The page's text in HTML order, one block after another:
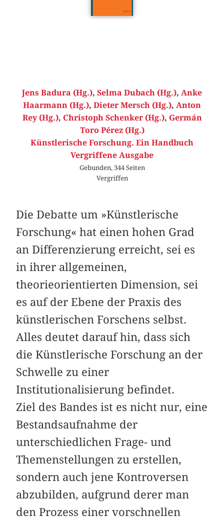
Jens Badura (Hg.), Selma Dubach (Hg.), Anke
Haarmann (Hg.), Dieter Mersch (Hg.), Anton
Rey (Hg.), Christoph Schenker (Hg.), Germán
Toro Pérez (Hg.)
Künstlerische Forschung. Ein Handbuch
Vergriffene Ausgabe
Gebunden, 344 Seiten
Vergriffen
Die Debatte um »Künstlerische
Forschung« hat einen hohen Grad
an Differenzierung erreicht, sei es
in ihrer allgemeinen,
theorieorientierten Dimension, sei
es auf der Ebene der Praxis des
künstlerischen Forschens selbst.
Alles deutet darauf hin, dass sich
die Künstlerische Forschung an der
Schwelle zu einer
Institutionalisierung befindet.
Ziel des Bandes ist es nicht nur, eine
Bestandsaufnahme der
unterschiedlichen Frage- und
Themenstellungen zu erstellen,
sondern auch jene Kontroversen
abzubilden, aufgrund derer man
den Prozess einer vorschnellen